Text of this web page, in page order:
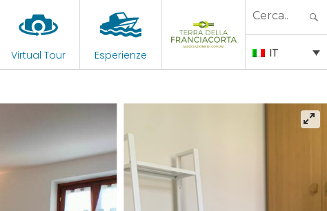
Virtual Tour Esperienze
Search
IT